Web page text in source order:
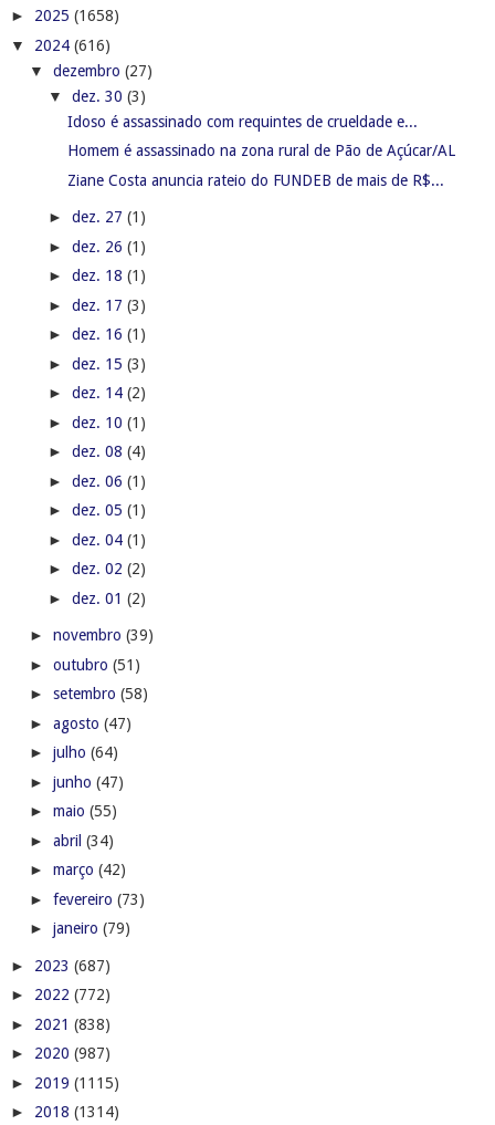
► 2025 (1658)
▼ 2024 (616)
▼ dezembro (27)
▼ dez. 30 (3)
Idoso é assassinado com requintes de crueldade e...
Homem é assassinado na zona rural de Pão de Açúcar/AL
Ziane Costa anuncia rateio do FUNDEB de mais de R$...
► dez. 27 (1)
► dez. 26 (1)
► dez. 18 (1)
► dez. 17 (3)
► dez. 16 (1)
► dez. 15 (3)
► dez. 14 (2)
► dez. 10 (1)
► dez. 08 (4)
► dez. 06 (1)
► dez. 05 (1)
► dez. 04 (1)
► dez. 02 (2)
► dez. 01 (2)
► novembro (39)
► outubro (51)
► setembro (58)
► agosto (47)
► julho (64)
► junho (47)
► maio (55)
► abril (34)
► março (42)
► fevereiro (73)
► janeiro (79)
► 2023 (687)
► 2022 (772)
► 2021 (838)
► 2020 (987)
► 2019 (1115)
► 2018 (1314)